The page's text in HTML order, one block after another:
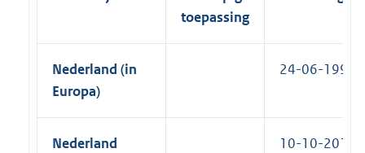
toepassing
Nederland (in
Europa)
24-06-1994
Nederland
10-10-2010